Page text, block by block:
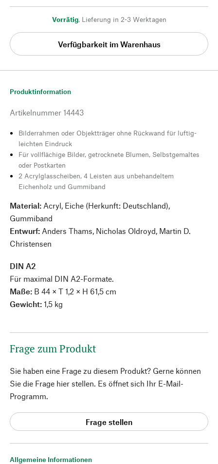
Vorrätig, Lieferung in 2-3 Werktagen
Verfügbarkeit im Warenhaus
Allgemeine Informationen
Produktinformation
Artikelnummer 14443
Bilderrahmen oder Objektträger ohne Rückwand für luftig-
leichten Eindruck
Für vollflächige Bilder, getrocknete Blumen, Selbstgemaltes
oder Postkarten
2 Acrylglasscheiben, 4 Leisten aus unbehandeltem
Eichenholz und Gummiband
Material: Acryl, Eiche (Herkunft: Deutschland),
Gummiband
Entwurf: Anders Thams, Nicholas Oldroyd, Martin D.
Christensen
DIN A2
Für maximal DIN A2-Formate.
Maße: B 44 × T 1,2 × H 61,5 cm
Gewicht: 1,5 kg
Frage zum Produkt
Sie haben eine Frage zu diesem Produkt? Gerne können
Sie die Frage hier stellen. Es öffnet sich Ihr E-Mail-
Programm.
Frage stellen